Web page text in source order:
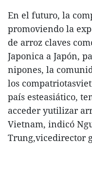
En el futuro, la
promoviendo la
de arroz claves
Japonica a Japón,
nipones, la
los
país esteasiático,
acceder yutilizar
Vietnam, indicó
Trung,vicedirector